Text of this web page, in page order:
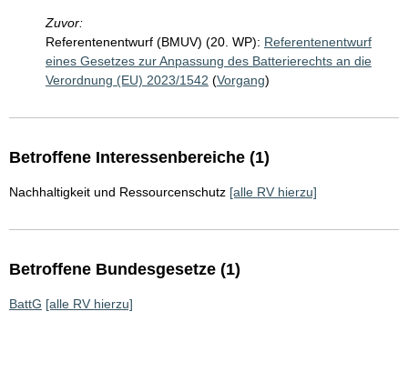
Zuvor:
Referentenentwurf (BMUV) (20. WP): Referentenentwurf
eines Gesetzes zur Anpassung des Batterierechts an die
Verordnung (EU) 2023/1542 (Vorgang)
Betroffene Interessenbereiche (1)
Nachhaltigkeit und Ressourcenschutz [alle RV hierzu]
Betroffene Bundesgesetze (1)
BattG [alle RV hierzu]